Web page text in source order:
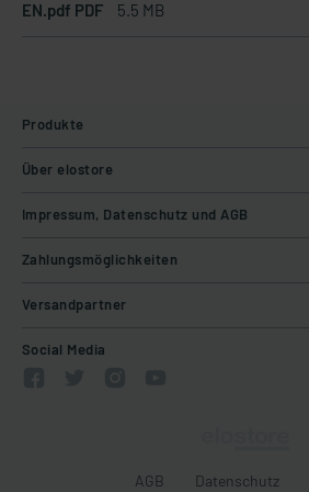
EN.pdf PDF
5.5 MB
Produkte
Über elostore
Impressum, Datenschutz und AGB
Zahlungsmöglichkeiten
Versandpartner
Social Media
AGB Datenschutz